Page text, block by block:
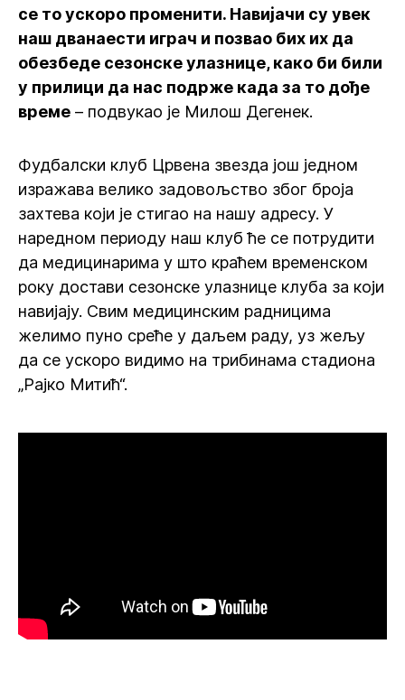
се то ускоро променити. Навијачи су увек
наш дванаести играч и позвао бих их да
обезбеде сезонске улазнице, како би били
у прилици да нас подрже када за то дође
време – подвукао је Милош Дегенек.
Фудбалски клуб Црвена звезда још једном
изражава велико задовољство због броја
захтева који је стигао на нашу адресу. У
наредном периоду наш клуб ће се потрудити
да медицинарима у што краћем временском
року достави сезонске улазнице клуба за који
навијају. Свим медицинским радницима
желимо пуно среће у даљем раду, уз жељу
да се ускоро видимо на трибинама стадиона
„Рајко Митић“.